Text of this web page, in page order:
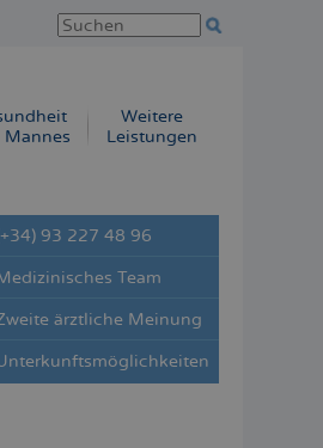
Mannes
Weitere
Leistungen
93 227 48 96
Team
ärztliche Meinung